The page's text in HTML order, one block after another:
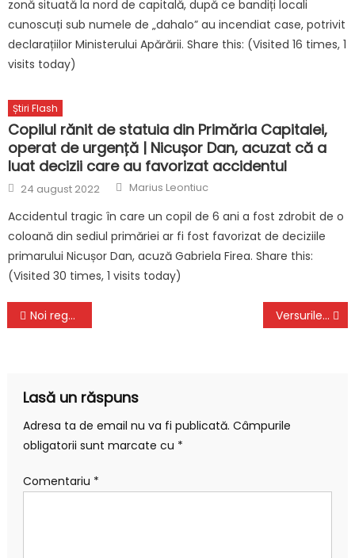
zonă situată la nord de capitală, după ce bandiți locali
cunoscuți sub numele de „dahalo” au incendiat case, potrivit
declarațiilor Ministerului Apărării. Share this: (Visited 16 times, 1
visits today)
Știri Flash
Copilul rănit de statuia din Primăria Capitalei,
operat de urgență | Nicușor Dan, acuzat că a
luat decizii care au favorizat accidentul
Posted
on
24 august 2022 Author
Marius Leontiuc
Accidentul tragic în care un copil de 6 ani a fost zdrobit de o
coloană din sediul primăriei ar fi fost favorizat de deciziile
primarului Nicușor Dan, acuză Gabriela Firea. Share this:
(Visited 30 times, 1 visits today)
Navigare
Noi reguli la Programul Rabla Local. Schimbarea de care trebuie să ştie zeci de mii de români cu maşini vechi Versurile melodiilor din filmul „Mica sirenă” vor fi actualizate. „Oamenii au devenit foarte sensibili”
Lasă un răspuns
Adresa ta de email nu va fi publicată. Câmpurile
obligatorii sunt marcate cu *
Comentariu *